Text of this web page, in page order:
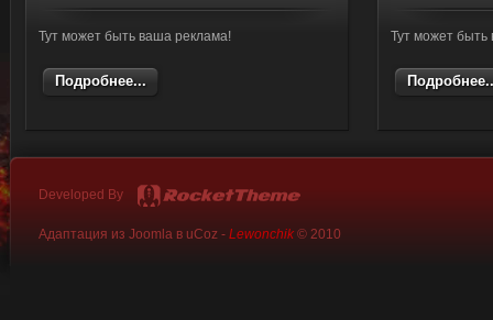
Тут может быть ваша реклама!
Подробнее...
Тут может
Developed By
Адаптация из Joomla в uCoz - Lewonchik© 2010